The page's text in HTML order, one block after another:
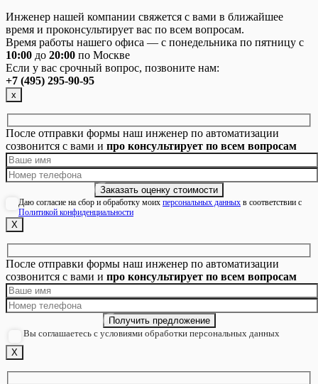
Инженер нашей компании свяжется с вами в ближайшее
время и проконсультирует вас по всем вопросам.
Время работы нашего офиса — с понедельника по пятницу с
10:00 до 20:00 по Москве
Если у вас срочный вопрос, позвоните нам:
+7 (495) 295-90-95
х
После отправки формы наш инженер по автоматизации
созвонится с вами и про консультирует по всем вопросам
Даю согласие на сбор и обработку моих персональных данных в соответствии с
Политикой конфиденциальности
Х
После отправки формы наш инженер по автоматизации
созвонится с вами и про консультирует по всем вопросам
Вы соглашаетесь с условиями обработки персональных данных
Х